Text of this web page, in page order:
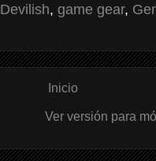
Devilish, game gear,
Inicio
Ver versión para